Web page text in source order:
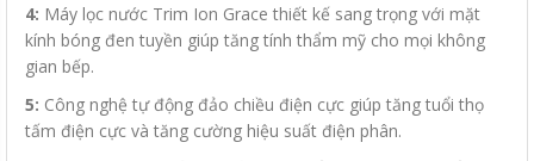
4: Máy lọc nước Trim Ion Grace thiết kế sang trọng với mặt
kính bóng đen tuyền giúp tăng tính thẩm mỹ cho mọi không
gian bếp.
5: Công nghệ tự động đảo chiều điện cực giúp tăng tuổi thọ
tấm điện cực và tăng cường hiệu suất điện phân.